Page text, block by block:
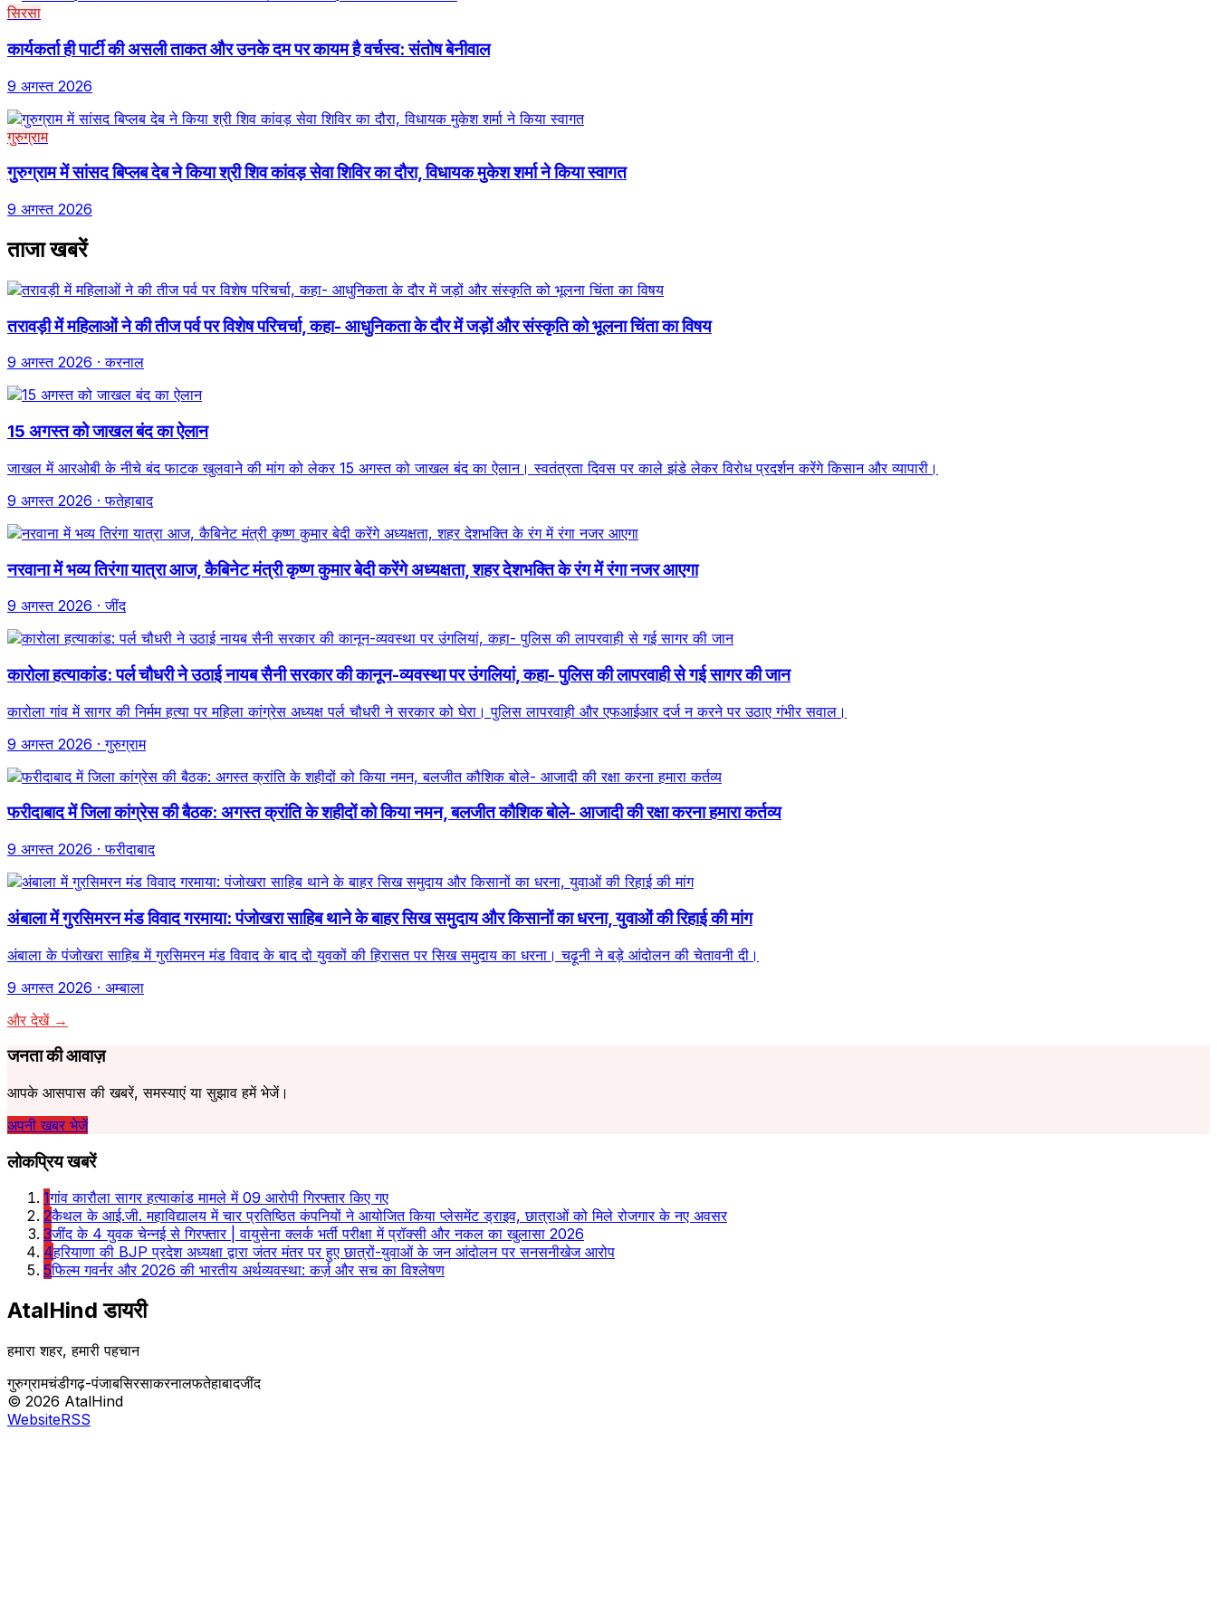
सिरसा
कार्यकर्ता ही पार्टी की असली ताकत और उनके दम पर कायम है वर्चस्व: संतोष बेनीवाल
9 अगस्त 2026
गुरुग्राम
गुरुग्राम में सांसद बिप्लब देब ने किया श्री शिव कांवड़ सेवा शिविर का दौरा, विधायक मुकेश शर्मा ने किया स्वागत
9 अगस्त 2026
ताजा खबरें
तरावड़ी में महिलाओं ने की तीज पर्व पर विशेष परिचर्चा, कहा- आधुनिकता के दौर में जड़ों और संस्कृति को भूलना चिंता का विषय
9 अगस्त 2026 · करनाल
15 अगस्त को जाखल बंद का ऐलान
जाखल में आरओबी के नीचे बंद फाटक खुलवाने की मांग को लेकर 15 अगस्त को जाखल बंद का ऐलान। स्वतंत्रता दिवस पर काले झंडे लेकर विरोध प्रदर्शन करेंगे किसान और व्यापारी।
9 अगस्त 2026 · फतेहाबाद
नरवाना में भव्य तिरंगा यात्रा आज, कैबिनेट मंत्री कृष्ण कुमार बेदी करेंगे अध्यक्षता, शहर देशभक्ति के रंग में रंगा नजर आएगा
9 अगस्त 2026 · जींद
कारोला हत्याकांड: पर्ल चौधरी ने उठाई नायब सैनी सरकार की कानून-व्यवस्था पर उंगलियां, कहा- पुलिस की लापरवाही से गई सागर की जान
कारोला गांव में सागर की निर्मम हत्या पर महिला कांग्रेस अध्यक्ष पर्ल चौधरी ने सरकार को घेरा। पुलिस लापरवाही और एफआईआर दर्ज न करने पर उठाए गंभीर सवाल।
9 अगस्त 2026 · गुरुग्राम
फरीदाबाद में जिला कांग्रेस की बैठक: अगस्त क्रांति के शहीदों को किया नमन, बलजीत कौशिक बोले- आजादी की रक्षा करना हमारा कर्तव्य
9 अगस्त 2026 · फरीदाबाद
अंबाला में गुरसिमरन मंड विवाद गरमाया: पंजोखरा साहिब थाने के बाहर सिख समुदाय और किसानों का धरना, युवाओं की रिहाई की मांग
अंबाला के पंजोखरा साहिब में गुरसिमरन मंड विवाद के बाद दो युवकों की हिरासत पर सिख समुदाय का धरना। चढ़ूनी ने बड़े आंदोलन की चेतावनी दी।
9 अगस्त 2026 · अम्बाला
और देखें →
जनता की आवाज़
आपके आसपास की खबरें, समस्याएं या सुझाव हमें भेजें।
अपनी खबर भेजें
लोकप्रिय खबरें
1गांव कारौला सागर हत्याकांड मामले में 09 आरोपी गिरफ्तार किए गए
2कैथल के आई.जी. महाविद्यालय में चार प्रतिष्ठित कंपनियों ने आयोजित किया प्लेसमेंट ड्राइव, छात्राओं को मिले रोजगार के नए अवसर
3जींद के 4 युवक चेन्नई से गिरफ्तार | वायुसेना क्लर्क भर्ती परीक्षा में प्रॉक्सी और नकल का खुलासा 2026
4हरियाणा की BJP प्रदेश अध्यक्षा द्वारा जंतर मंतर पर हुए छात्रों-युवाओं के जन आंदोलन पर सनसनीखेज आरोप
5फिल्म गवर्नर और 2026 की भारतीय अर्थव्यवस्था: कर्ज़ और सच का विश्लेषण
AtalHind डायरी
हमारा शहर, हमारी पहचान
गुरुग्रामचंडीगढ़-पंजाबसिरसाकरनालफतेहाबादजींद
© 2026 AtalHind
WebsiteRSS